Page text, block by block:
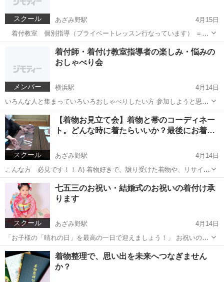
スクール あざみ野駅
4月15日
着付教室 個別指導（プライベートレッスン行なっています） ＝＝
＝＝＝＝＝＝＝＝＝＝＝＝＝＝＝＝＝＝＝＝＝＝＝＝＝ 1人1回2時間
の時間で月2回受講の方が多いです。 《受講生の特徴》 着物を自分で
着れるように...
横浜市 あざみ野駅 着付け 着付
メンバー
着付師・着付け教室指導者の楽しみ・悩みの
おしゃべり会
横浜駅
4月14日
いろんな人と集まっていろいろおしゃべりしたい方 参加しようと思わ
れる方はご連絡ください。 都合の良い日時をお知らせください。 ２＾
３人でも集まれそうであれば場所や時間を設定しましょう！ ーーーー
ーーーーーーーーー...
神奈川 横浜市 横浜駅 その他 着付
スクール
【着物お見立て会】着物と帯のコーディネー
ト。どんな時に着たらいいか？最後にお着…
あざみ野駅
4月14日
こんな方 必見です！！ A) 着物好きで、譲り受けた着物や、リサイク
ルショップで買った着物も含めて、結構たくさんの枚数になってしま
ったけれど、かえって着物と帯の合わせ方が混乱してしまって、、、
B)母が残してくれた着...
神奈川 横浜市 あざみ野駅 日本文化
スクール
七五三のお祝い・結婚式のお祝いの着付け承
ります
あざみ野駅
4月14日
「お子様の「晴れの日」を最高の一日で迎えましょう！」 お祝いの言
われを知り、着物選びから当日まで、お子様に寄り添うお手伝いをい
たします。 ⚫️着付け料金（出張料込み） ＝＝＝＝＝＝＝＝＝＝＝＝＝
＝ ◆七五三 ...
神奈川 横浜市 あざみ野駅 着付け 着付
着物整理で、思い出を未来へつなぎません
か？